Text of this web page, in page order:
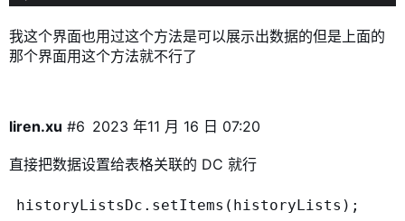
我这个界面也用过这个方法是可以展示出数据的但是上面的
那个界面用这个方法就不行了
liren.xu 2023 年11 月 16 日 07:20
#6
直接把数据设置给表格关联的 DC 就行